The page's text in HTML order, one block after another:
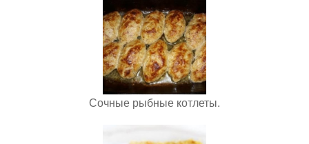
Сочные рыбные котлеты.